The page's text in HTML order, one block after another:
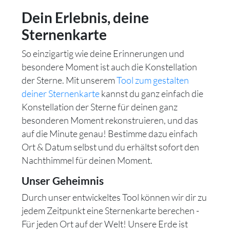
Dein Erlebnis, deine
Sternenkarte
So einzigartig wie deine Erinnerungen und
besondere Moment ist auch die Konstellation
der Sterne. Mit unseremTool zum gestalten
deiner Sternenkartekannst du ganz einfach die
Konstellation der Sterne für deinen ganz
besonderen Moment rekonstruieren, und das
auf die Minute genau! Bestimme dazu einfach
Ort & Datum selbst und du erhältst sofort den
Nachthimmel für deinen Moment.
Unser Geheimnis
Durch unser entwickeltes Tool können wir dir zu
jedem Zeitpunkt eine Sternenkarte berechen -
Für jeden Ort auf der Welt! Unsere Erde ist